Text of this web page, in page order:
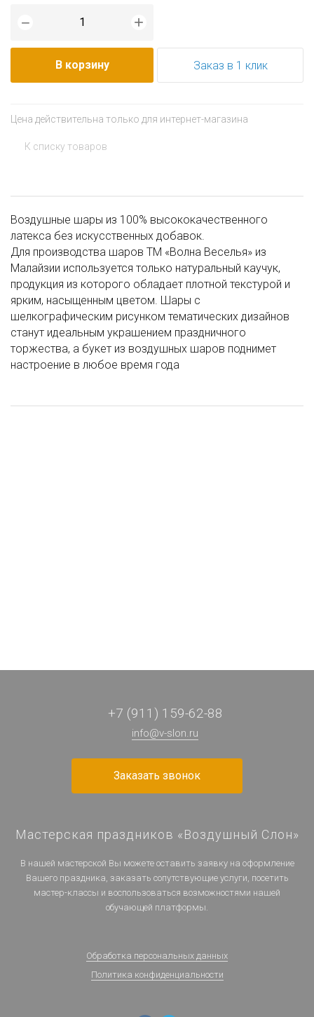
− +
В корзину Заказ в 1 клик
Цена действительна только для интернет-магазина
К списку товаров
Воздушные шары из 100% высококачественного
латекса без искусственных добавок.
Для производства шаров ТМ «Волна Веселья» из
Малайзии используется только натуральный каучук,
продукция из которого обладает плотной текстурой и
ярким, насыщенным цветом. Шары с
шелкографическим рисунком тематических дизайнов
станут идеальным украшением праздничного
торжества, а букет из воздушных шаров поднимет
настроение в любое время года
+7 (911) 159-62-88
info@v-slon.ru
Заказать звонок
Мастерская праздников «Воздушный Слон»
В нашей мастерской Вы можете оставить заявку на оформление
Вашего праздника, заказать сопутствующие услуги, посетить
мастер-классы и воспользоваться возможностями нашей
обучающей платформы.
Обработка персональных данных
Политика конфиденциальности